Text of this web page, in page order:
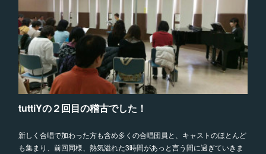
tuttiYの２回目の稽古でした！
新しく合唱で加わった方も含め多くの合唱団員と、キャストのほとんど
も集まり、前回同様、熱気溢れた3時間があっと言う間に過ぎていきま